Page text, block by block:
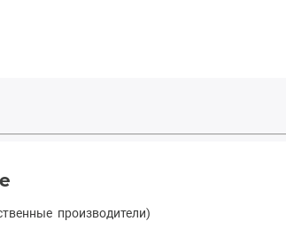
производители)